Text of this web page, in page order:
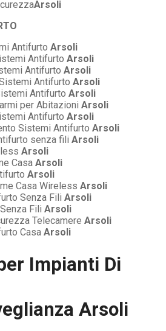
Arsoli
Antifurto Arsoli
Antifurto Arsoli
Antifurto Arsoli
Antifurto Arsoli
Antifurto Arsoli
per Abitazioni Arsoli
Antifurto Arsoli
Sistemi Antifurto Arsoli
senza fili Arsoli
Arsoli
Casa Arsoli
Arsoli
Casa Wireless Arsoli
Senza Fili Arsoli
Fili Arsoli
Telecamere Arsoli
Casa Arsoli
Impianti Di
Arsoli